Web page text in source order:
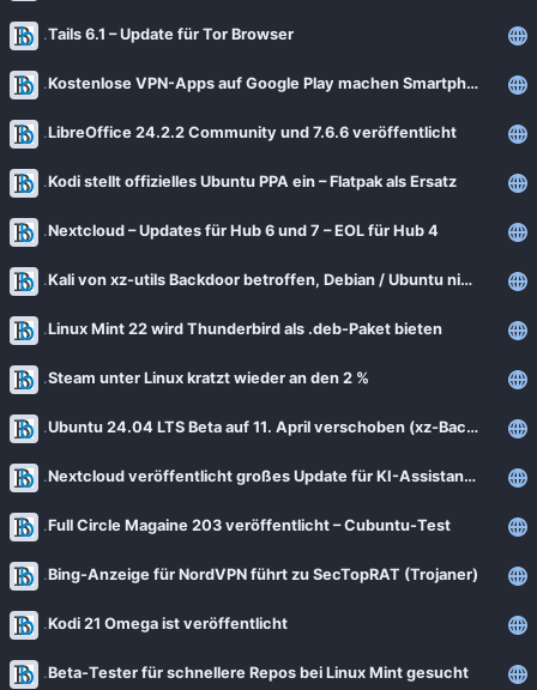
Tails 6.1 – Update für Tor Browser
Kostenlose VPN-Apps auf Google Play machen Smartphones zu Proxys
LibreOffice 24.2.2 Community und 7.6.6 veröffentlicht
Kodi stellt offizielles Ubuntu PPA ein – Flatpak als Ersatz
Nextcloud – Updates für Hub 6 und 7 – EOL für Hub 4
Kali von xz-utils Backdoor betroffen, Debian / Ubuntu nicht
Linux Mint 22 wird Thunderbird als .deb-Paket bieten
Steam unter Linux kratzt wieder an den 2 %
Ubuntu 24.04 LTS Beta auf 11. April verschoben (xz-Backdoor)
Nextcloud veröffentlicht großes Update für KI-Assistant – 2.0
Full Circle Magaine 203 veröffentlicht – Cubuntu-Test
Bing-Anzeige für NordVPN führt zu SecTopRAT (Trojaner)
Kodi 21 Omega ist veröffentlicht
Beta-Tester für schnellere Repos bei Linux Mint gesucht